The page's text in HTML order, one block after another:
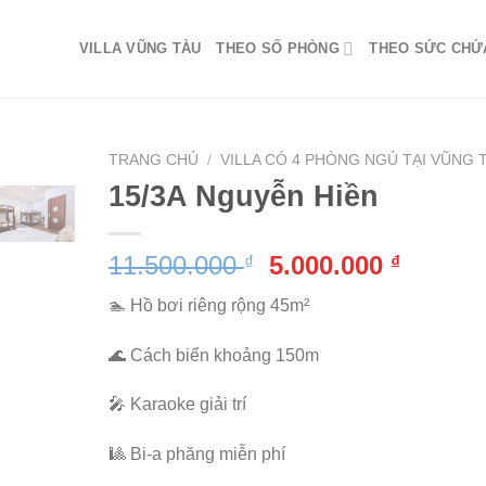
VILLA VŨNG TÀU THEO SỐ PHÒNG THEO SỨC
TRANG CHỦ / VILLA CÓ 4 PHÒNG NGỦ TẠI VŨNG
15/3A Nguyễn Hiền
11.500.000₫
Giá
là:
11.500.000 ₫.
5.000.000 ₫Giá
🏊 Hồ bơi riêng rộng 45m²
🌊 Cách biển khoảng 150m
🎤 Karaoke giải trí
🎱 Bi-a phăng miễn phí